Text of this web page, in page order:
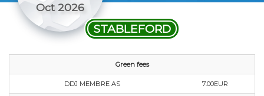
Oct 2026
STABLEFORD
Green fees
DDJ MEMBRE AS 7.00EUR